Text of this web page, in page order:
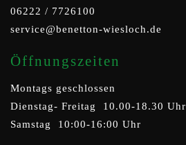
06222 / 7726100
service@benetton-wiesloch.de
Öffnungszeiten
Montags geschlossen
Dienstag- Freitag 10.00-18.30 Uhr
Samstag 10:00-16:00 Uhr